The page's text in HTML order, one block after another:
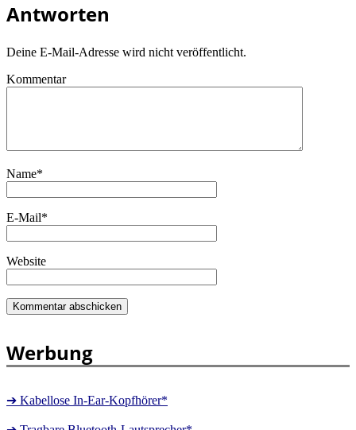
Antworten
Deine E-Mail-Adresse wird nicht veröffentlicht.
Kommentar
Name*
E-Mail*
Website
Werbung
➔ Kabellose In-Ear-Kopfhörer*